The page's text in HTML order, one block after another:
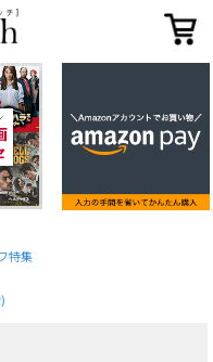
特集